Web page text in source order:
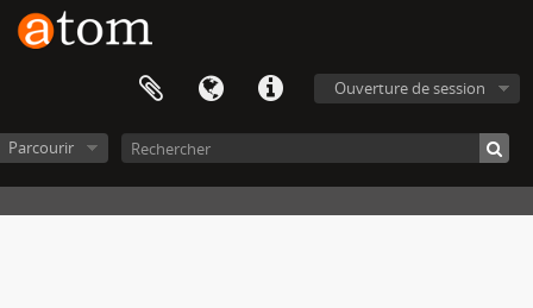
Ouverture de session
Parcourir